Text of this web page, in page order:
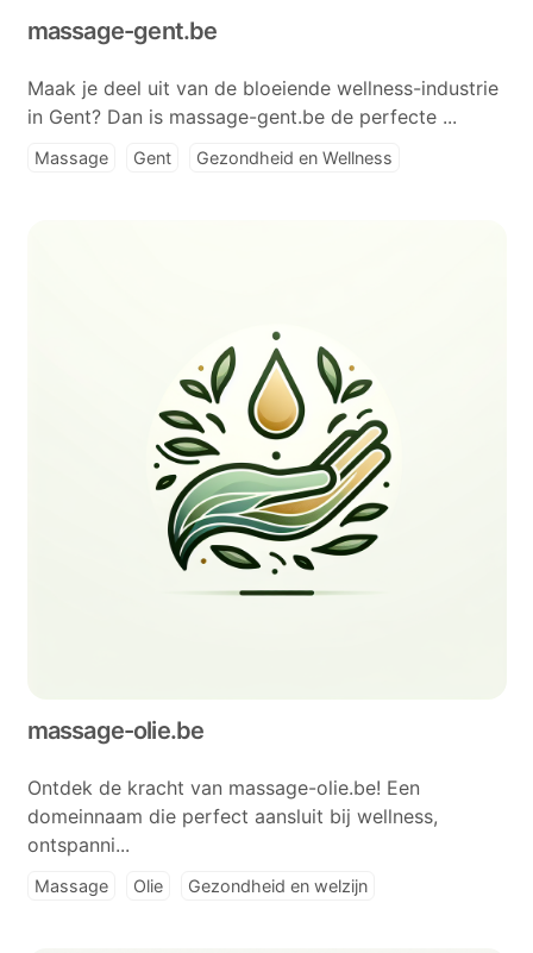
massage-gent.be
Maak je deel uit van de bloeiende wellness-industrie
in Gent? Dan is massage-gent.be de perfecte ...
Massage Gent Gezondheid en Wellness
massage-olie.be
Ontdek de kracht van massage-olie.be! Een
domeinnaam die perfect aansluit bij wellness,
ontspanni...
Massage Olie Gezondheid en welzijn